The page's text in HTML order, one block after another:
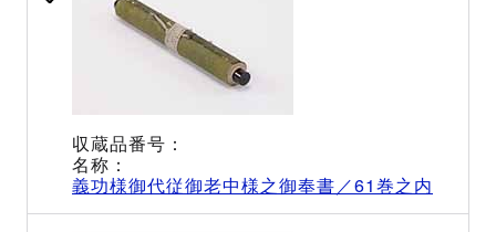
義功様御代従御老中様之御奉書／61巻之内